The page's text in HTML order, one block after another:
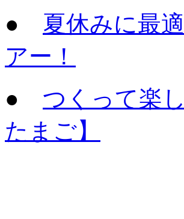
● 夏休みに最
アー！
● つくって楽
たまご】